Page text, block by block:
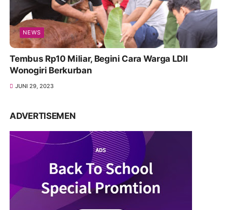
NEWS
Tembus Rp10 Miliar, Begini Cara Warga LDII
Wonogiri Berkurban
JUNI 29, 2023
ADVERTISEMEN